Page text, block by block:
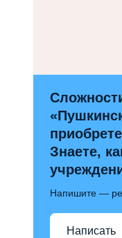
Знаете,
Напишите —
Написать